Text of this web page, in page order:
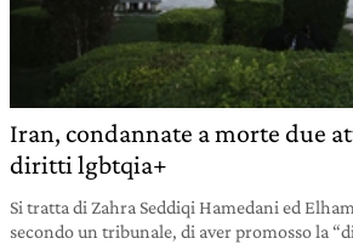
Iran, condannate a morte due
diritti lgbtqia+
Si tratta di Zahra Seddiqi Hamedani ed
secondo un tribunale, di aver promosso la